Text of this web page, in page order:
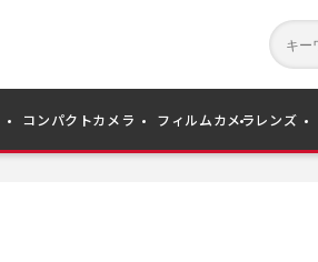
コンパクトカメラ フィルムカメラ レンズ